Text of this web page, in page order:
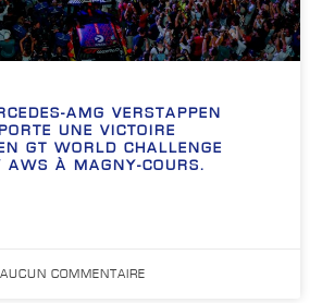
AMG VERSTAPPEN
UNE VICTOIRE
GT WORLD CHALLENGE
AWS À MAGNY-COURS.
AUCUN COMMENTAIRE